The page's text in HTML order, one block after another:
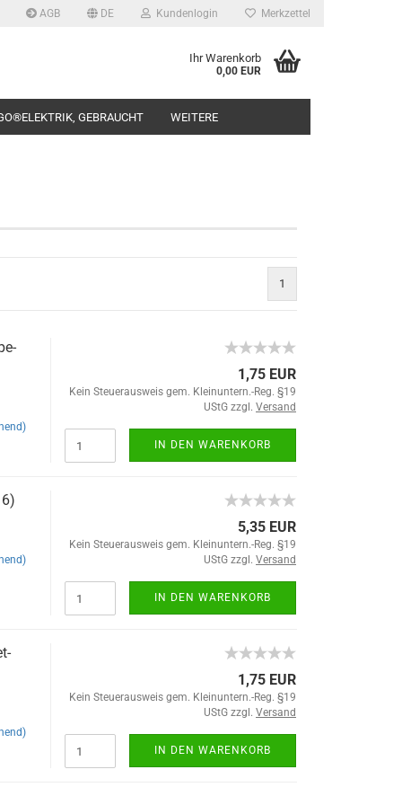
AGB DE Kundenlogin Merkzettel
Ihr Warenkorb
0,00 EUR
GEBRAUCHT WEITERE
1
1,75 EUR
Kein Steuerausweis gem. Kleinuntern.-Reg. §19
UStG zzgl. Versand
IN DEN WARENKORB
5,35 EUR
Kein Steuerausweis gem. Kleinuntern.-Reg. §19
UStG zzgl. Versand
IN DEN WARENKORB
1,75 EUR
Kein Steuerausweis gem. Kleinuntern.-Reg. §19
UStG zzgl. Versand
IN DEN WARENKORB